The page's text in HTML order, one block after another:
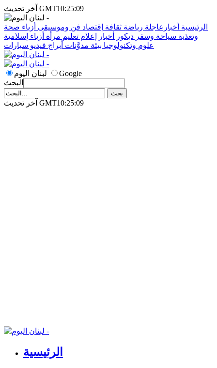
آخر تحديث GMT10:25:09
الرئيسية أخبارعاجلة رياضة ثقافة إقتصاد فن وموسيقى أزياء صحة
وتغذية سياحة وسفر ديكور أخبار إعلام تعليم مرأة أزياء إسلامية
علوم وتكنولوجيا بيئة مدوَّنات أبراج فيديو سيارات
لبنان اليوم
Google
البحث
آخر تحديث GMT10:25:09
الرئيسية